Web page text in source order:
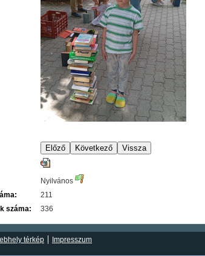
Nyilvános
211
száma:
336
térkép Impresszum